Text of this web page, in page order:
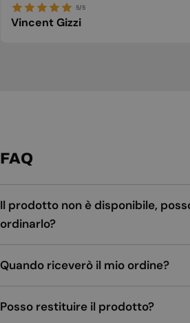
5/5
Vincent Gizzi
FAQ
Il prodotto non è disponibile,
ordinarlo?
Quando riceverò il mio ordine?
Posso restituire il prodotto?